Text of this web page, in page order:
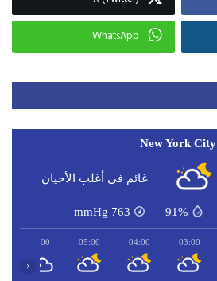
WhatsApp
New York City
غائم في أغلب الأحيان
91%
763
mmHg
03:00
04:00
05:00
06:00
‹